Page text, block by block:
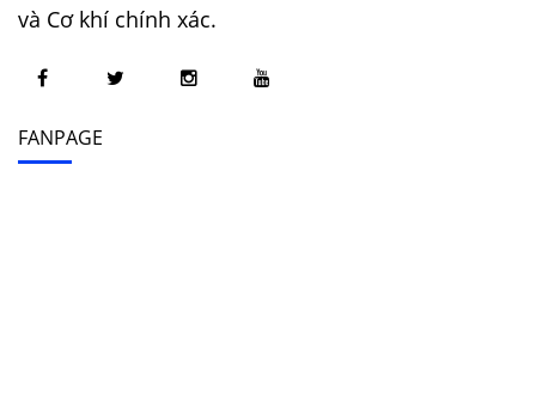
và Cơ khí chính xác.
FANPAGE